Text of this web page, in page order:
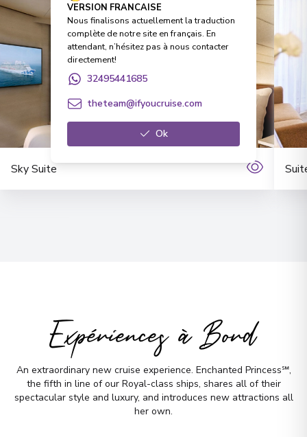
Sky Suite
Expériences à Bord
An extraordinary new cruise experience. Enchanted Princess℠,
the fifth in line of our Royal-class ships, shares all of their
spectacular style and luxury, and introduces new attractions all
her own.
VERSION FRANCAISE
Nous finalisons actuellement la traduction
complète de notre site en français. En
attendant, n’hésitez pas à nous contacter
directement!
32495441685
theteam@ifyoucruise.com
Ok